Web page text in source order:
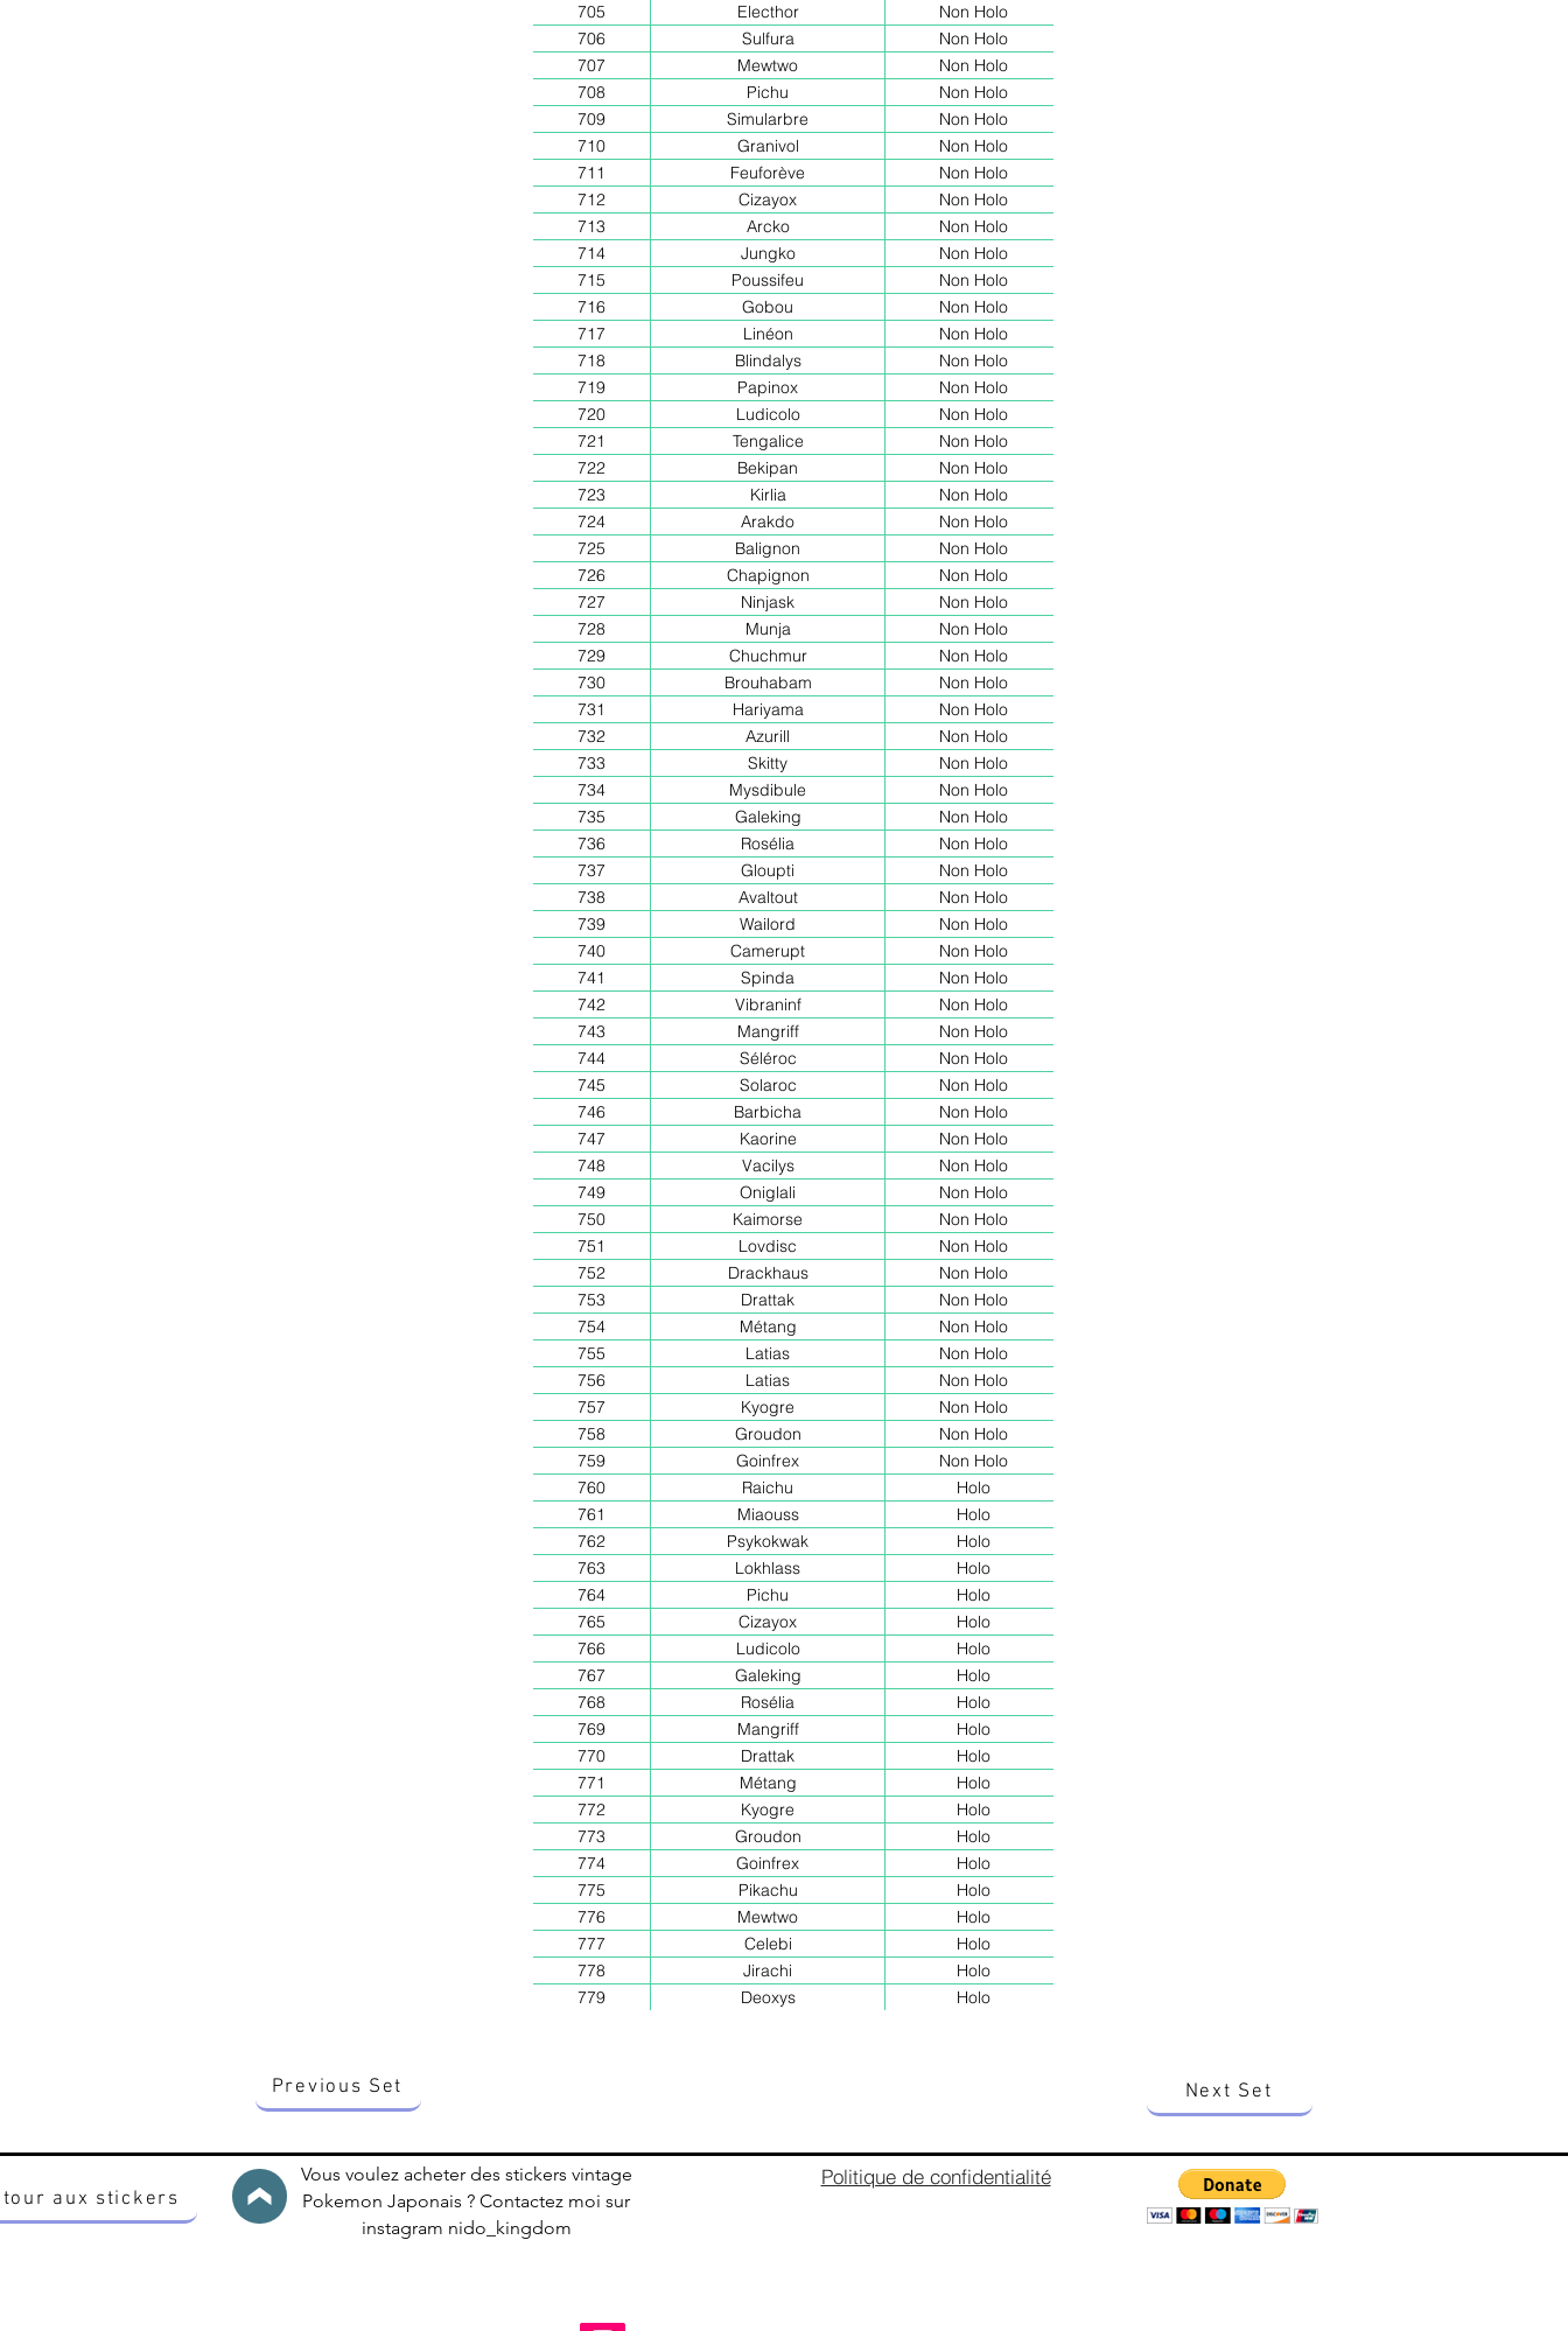
705
Electhor
Non Holo
706
Sulfura
Non Holo
707
Mewtwo
Non Holo
708
Pichu
Non Holo
709
Simularbre
Non Holo
710
Granivol
Non Holo
711
Feuforève
Non Holo
712
Cizayox
Non Holo
713
Arcko
Non Holo
714
Jungko
Non Holo
715
Poussifeu
Non Holo
716
Gobou
Non Holo
717
Linéon
Non Holo
718
Blindalys
Non Holo
719
Papinox
Non Holo
720
Ludicolo
Non Holo
721
Tengalice
Non Holo
722
Bekipan
Non Holo
723
Kirlia
Non Holo
724
Arakdo
Non Holo
725
Balignon
Non Holo
726
Chapignon
Non Holo
727
Ninjask
Non Holo
728
Munja
Non Holo
729
Chuchmur
Non Holo
730
Brouhabam
Non Holo
731
Hariyama
Non Holo
732
Azurill
Non Holo
733
Skitty
Non Holo
734
Mysdibule
Non Holo
735
Galeking
Non Holo
736
Rosélia
Non Holo
737
Gloupti
Non Holo
738
Avaltout
Non Holo
739
Wailord
Non Holo
740
Camerupt
Non Holo
741
Spinda
Non Holo
742
Vibraninf
Non Holo
743
Mangriff
Non Holo
744
Séléroc
Non Holo
745
Solaroc
Non Holo
746
Barbicha
Non Holo
747
Kaorine
Non Holo
748
Vacilys
Non Holo
749
Oniglali
Non Holo
750
Kaimorse
Non Holo
751
Lovdisc
Non Holo
752
Drackhaus
Non Holo
753
Drattak
Non Holo
754
Métang
Non Holo
755
Latias
Non Holo
756
Latias
Non Holo
757
Kyogre
Non Holo
758
Groudon
Non Holo
759
Goinfrex
Non Holo
760
Raichu
Holo
761
Miaouss
Holo
762
Psykokwak
Holo
763
Lokhlass
Holo
764
Pichu
Holo
765
Cizayox
Holo
766
Ludicolo
Holo
767
Galeking
Holo
768
Rosélia
Holo
769
Mangriff
Holo
770
Drattak
Holo
771
Métang
Holo
772
Kyogre
Holo
773
Groudon
Holo
774
Goinfrex
Holo
775
Pikachu
Holo
776
Mewtwo
Holo
777
Celebi
Holo
778
Jirachi
Holo
779
Deoxys Holo
Previous Set Next Set
aux stickers
Vous voulez acheter des stickers vintage
Pokemon Japonais ? Contactez moi sur
instagram nido_kingdom
Politique de confidentialité